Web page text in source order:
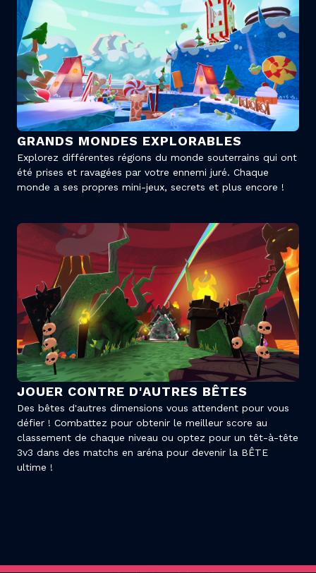
GRANDS MONDES EXPLORABLES
Explorez différentes régions du monde souterrains qui ont
été prises et ravagées par votre ennemi juré. Chaque
monde a ses propres mini-jeux, secrets et plus encore !
JOUER CONTRE D'AUTRES BÊTES
Des bêtes d'autres dimensions vous attendent pour vous
défier ! Combattez pour obtenir le meilleur score au
classement de chaque niveau ou optez pour un têt-à-tête
3v3 dans des matchs en aréna pour devenir la BÊTE
ultime !